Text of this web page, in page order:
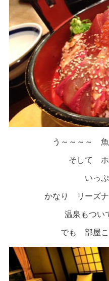
う～～～～
そして ホ
いっ
かなり リーズナ
温泉もつい
でも 部屋こ